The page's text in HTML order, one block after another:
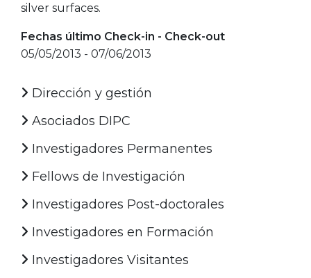
silver surfaces.
Fechas último Check-in - Check-out
05/05/2013 - 07/06/2013
Dirección y gestión
Asociados DIPC
Investigadores Permanentes
Fellows de Investigación
Investigadores Post-doctorales
Investigadores en Formación
Investigadores Visitantes